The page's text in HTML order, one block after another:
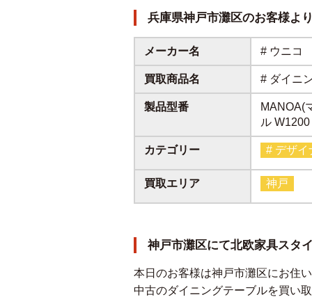
兵庫県神戸市灘区のお客様よ
メーカー名 # ウニコ
買取商品名 # ダイニ
製品型番
MANOA(
ル W1200
カテゴリー # デザイ
買取エリア 神戸
神戸市灘区にて北欧家具スタ
本日のお客様は神戸市灘区にお住
中古のダイニングテーブルを買い